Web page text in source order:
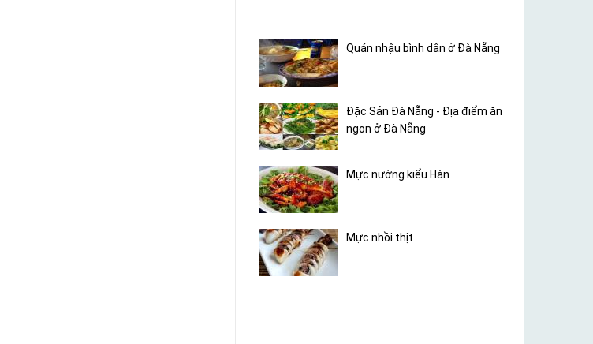
Quán nhậu bình dân ở Đà Nẵng
Đặc Sản Đà Nẵng - Địa điểm ăn
ngon ở Đà Nẵng
Mực nướng kiểu Hàn
Mực nhồi thịt